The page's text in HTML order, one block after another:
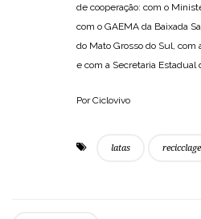
de cooperação: com o
com o GAEMA da Baixada
do Mato Grosso do Sul, com
e com a Secretaria Estadual
Por Ciclovivo
latas